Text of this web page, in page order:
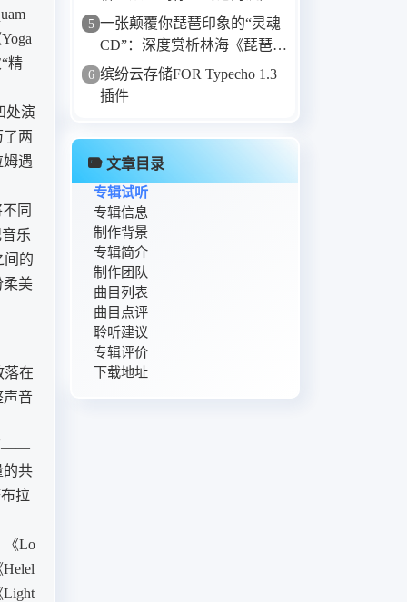
精
处演
两
姆遇
同
乐
间的
柔美
在
声音
——
的共
拉
《Lo
Light
26. 微风细雨-张伟珈
27. 爱情没有那么美-张伟珈
28. 看穿-孙露
29. 海浪-张伟珈
31. 你在哪里-谭艳
32. 红雪莲-倪雅丰
33. Should It Matter - Sissel.
34. 我要 - 任素汐
35. 最后一次 - 孙露
36. Bamboo Dance 竹舞-邵容
37. With an orchid-雅尼
38. ひとひらの雪-姬神
39. 禅房梅影-巫娜
5 一张颠覆你琵琶印象的“灵魂
CD”：深度赏析林海《琵琶
相》
6 缤纷云存储FOR Typecho 1.3
插件
文章目录
专辑试听
专辑信息
制作背景
专辑简介
制作团队
曲目列表
曲目点评
聆听建议
专辑评价
下载地址